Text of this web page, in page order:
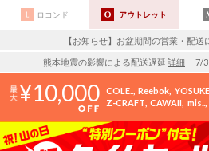
ロコンド アウトレット
【お知らせ】お盆期間の営業・配送
熊本地震の影響による配送遅延 詳細 ｜7/
10,000 COLE.. Reebok YOSUKE
Z-CRAFT CAWAII mis..